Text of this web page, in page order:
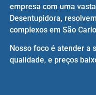
empresa com uma
Desentupidora,
complexos em São
Nosso foco é atender a
qualidade, e preços